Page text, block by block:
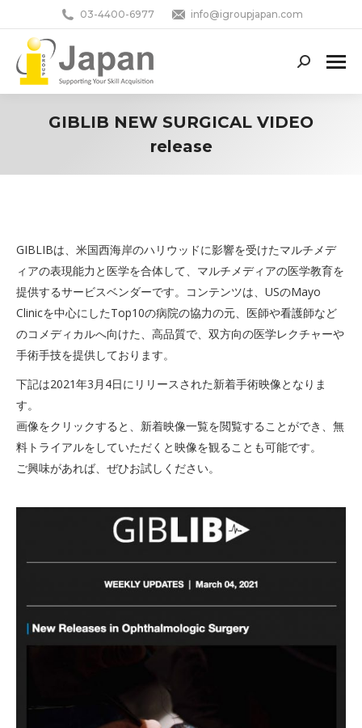
03-4400-6977 info@igroupjapan.com
Search:
GIBLIB NEW SURGICAL VIDEO
release
GIBLIBは、米国西海岸のハリウッドに影響を受けたマルチメデ
ィアの表現能力と医学を合体して、マルチメディアの医学教育を
提供するサービスベンダーです。コンテンツは、USのMayo
Clinicを中心にしたTop10の病院の協力の元、医師や看護師など
のコメディカルへ向けた、高品質で、双方向の医学レクチャーや
手術手技を提供しております。
下記は2021年3月4日にリリースされた新着手術映像となりま
す。
画像をクリックすると、新着映像一覧を閲覧することができ、無
料トライアルをしていただくと映像を観ることも可能です。
ご興味があれば、ぜひお試しください。